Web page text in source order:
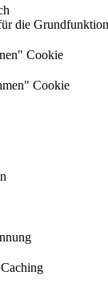
die
Cookie
Cookie